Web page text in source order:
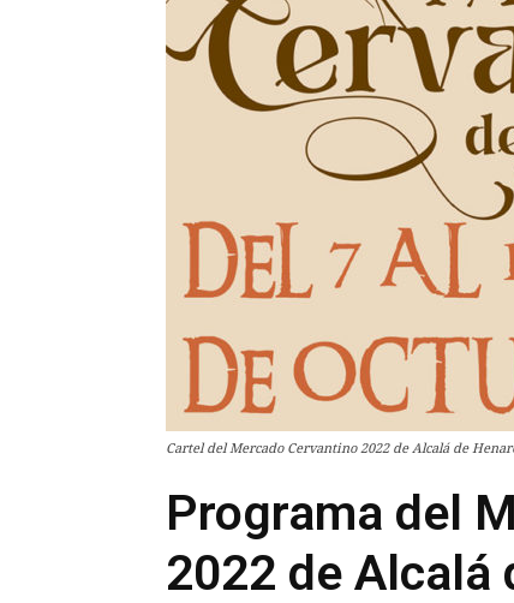
Cartel del Mercado Cervantino 2022 de Alcalá de
Programa del
2022 de Alcalá